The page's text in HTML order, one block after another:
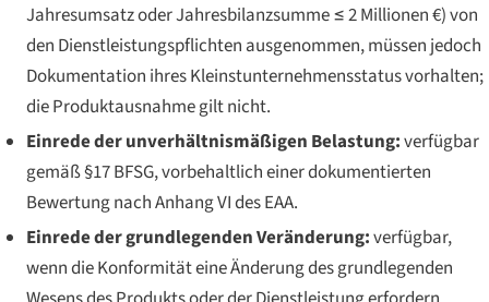
Jahresumsatz oder Jahresbilanzsumme ≤ 2 Millionen €) von
den Dienstleistungspflichten ausgenommen, müssen jedoch
Dokumentation ihres Kleinstunternehmensstatus vorhalten;
die Produktausnahme giltnicht.
Einrede der unverhältnismäßigen Belastung:verfügbar
gemäß §17 BFSG, vorbehaltlich einer dokumentierten
Bewertung nach Anhang VI des EAA.
Einrede der grundlegenden Veränderung:verfügbar,
wenn die Konformität eine Änderung des grundlegenden